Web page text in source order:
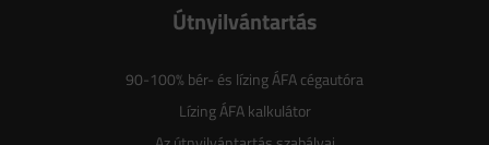
Útnyilvántartás
90-100% bér- és lízing ÁFA cégautóra
Lízing ÁFA kalkulátor